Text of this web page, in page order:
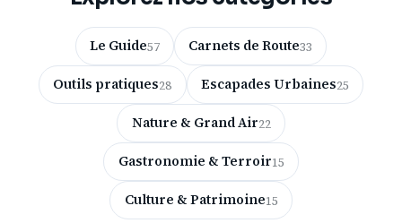
Le Guide57 Carnets de Route33
Outils pratiques28 Escapades Urbaines25
Nature & Grand Air22
Gastronomie & Terroir15
Culture & Patrimoine15